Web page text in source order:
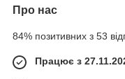
Про нас
84% позитивних з 53
Працює з